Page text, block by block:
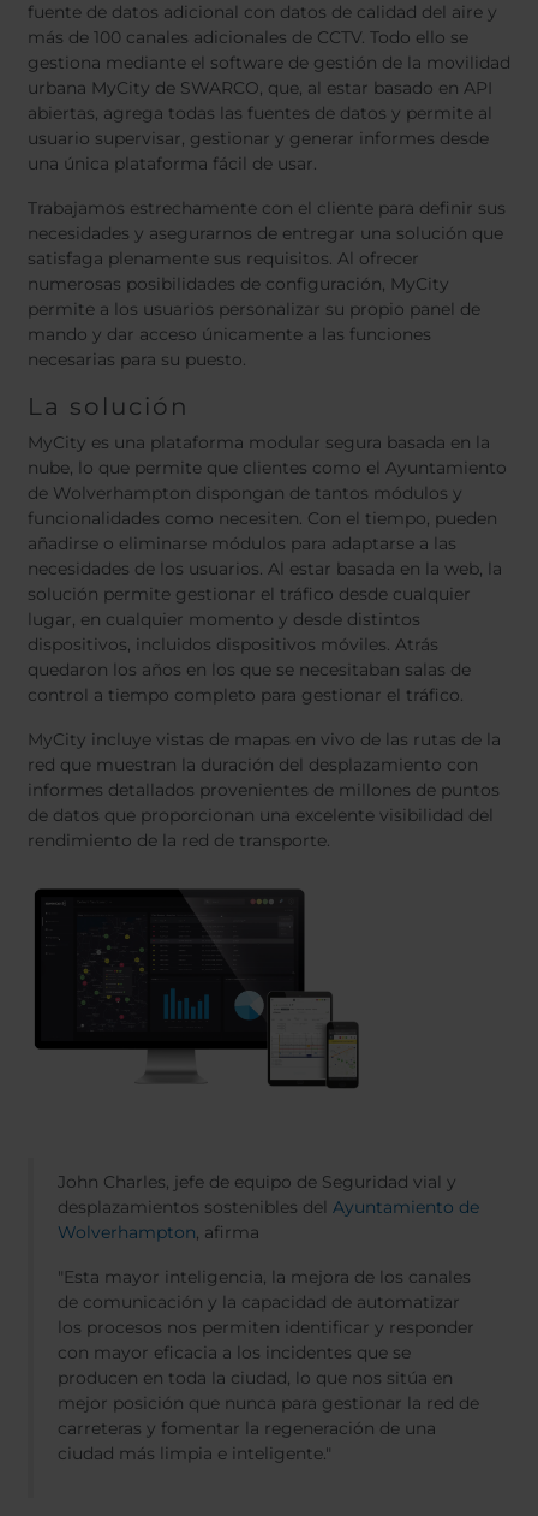
fuente de datos adicional con datos de calidad del aire y
más de 100 canales adicionales de CCTV. Todo ello se
gestiona mediante el software de gestión de la movilidad
urbana MyCity de SWARCO, que, al estar basado en API
abiertas, agrega todas las fuentes de datos y permite al
usuario supervisar, gestionar y generar informes desde
una única plataforma fácil de usar.
Trabajamos estrechamente con el cliente para definir sus
necesidades y asegurarnos de entregar una solución que
satisfaga plenamente sus requisitos. Al ofrecer
numerosas posibilidades de configuración, MyCity
permite a los usuarios personalizar su propio panel de
mando y dar acceso únicamente a las funciones
necesarias para su puesto.
La solución
MyCity es una plataforma modular segura basada en la
nube, lo que permite que clientes como el Ayuntamiento
de Wolverhampton dispongan de tantos módulos y
funcionalidades como necesiten. Con el tiempo, pueden
añadirse o eliminarse módulos para adaptarse a las
necesidades de los usuarios. Al estar basada en la web, la
solución permite gestionar el tráfico desde cualquier
lugar, en cualquier momento y desde distintos
dispositivos, incluidos dispositivos móviles. Atrás
quedaron los años en los que se necesitaban salas de
control a tiempo completo para gestionar el tráfico.
MyCity incluye vistas de mapas en vivo de las rutas de la
red que muestran la duración del desplazamiento con
informes detallados provenientes de millones de puntos
de datos que proporcionan una excelente visibilidad del
rendimiento de la red de transporte.
John Charles, jefe de equipo de Seguridad vial y
desplazamientos sostenibles del Ayuntamiento de
Wolverhampton, afirma
"Esta mayor inteligencia, la mejora de los canales
de comunicación y la capacidad de automatizar
los procesos nos permiten identificar y responder
con mayor eficacia a los incidentes que se
producen en toda la ciudad, lo que nos sitúa en
mejor posición que nunca para gestionar la red de
carreteras y fomentar la regeneración de una
ciudad más limpia e inteligente."